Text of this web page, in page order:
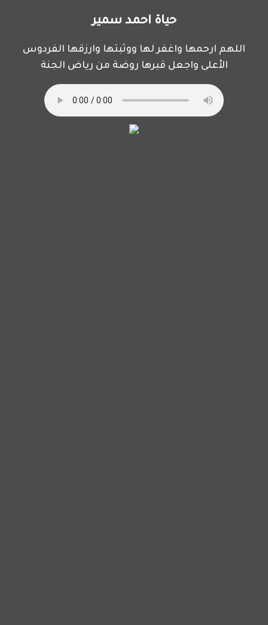
حياة احمد سمير
اللهم ارحمها واغفر لها ووثبتها وارزقها الفردوس
الأعلى واجعل قبرها روضة من رياض الجنة